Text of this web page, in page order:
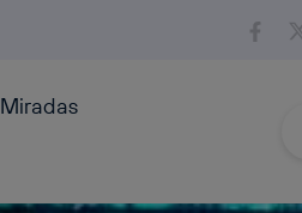
Miradas